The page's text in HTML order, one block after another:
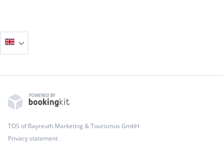
POWERED BY
TOS of Bayreuth Marketing & Tourismus GmbH
Privacy statement